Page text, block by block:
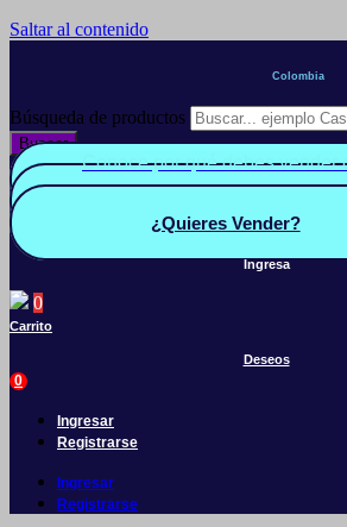
Saltar al contenido
Colombia
Búsqueda de productos
Buscar
Conoce por qué debes vender
Quiero Vender
¿Quieres Vender?
Ingresa
0
Carrito
Deseos
0
Ingresar
Registrarse
Ingresar
Registrarse